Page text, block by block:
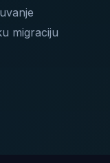
migraciju